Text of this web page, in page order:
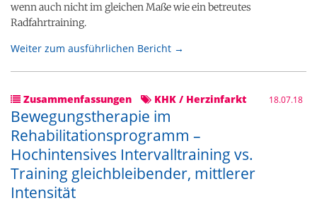
wenn auch nicht im gleichen Maße wie ein betreutes
Radfahrtraining.
Weiter zum ausführlichen Bericht →
Zusammenfassungen KHK / Herzinfarkt 18.07.18
Bewegungstherapie im
Rehabilitationsprogramm –
Hochintensives Intervalltraining vs.
Training gleichbleibender, mittlerer
Intensität